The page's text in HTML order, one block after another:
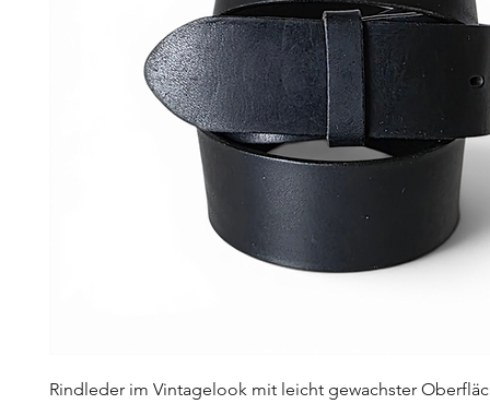
Rindleder im Vintagelook mit leicht gewachster